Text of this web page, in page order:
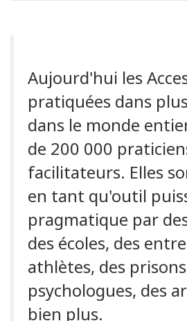
Aujourd'hui les
pratiquées dans
dans le monde
de 200 000
facilitateurs. Elles
en tant qu'outil
pragmatique par
des écoles, des
athlètes, des
psychologues, des
bien plus.